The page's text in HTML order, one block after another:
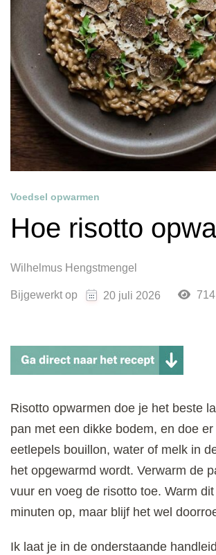
Voedsel opwarmen
Hoe risotto
Wilhelmus Hengstmengel
Bijgewerkt op 20 juli 2026
Risotto opwarmen doe je het beste
pan met een dikke bodem, en doe
eetlepels bouillon, water of melk in
het opgewarmd wordt. Verwarm de
vuur en voeg de risotto toe. Warm
minuten op, maar blijf het wel
Ik laat je in de onderstaande